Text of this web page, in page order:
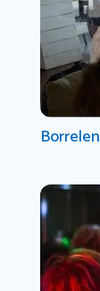
Borrelen